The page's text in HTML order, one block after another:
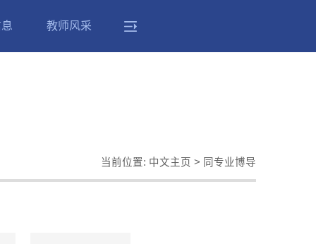
教师风采
当前位置: 中文主页 > 同专业博导